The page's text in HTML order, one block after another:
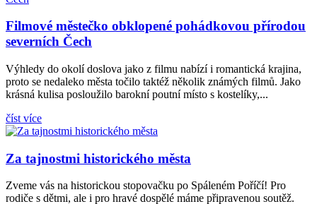
Filmové městečko obklopené pohádkovou přírodou
severních Čech
Výhledy do okolí doslova jako z filmu nabízí i romantická krajina,
proto se nedaleko města točilo taktéž několik známých filmů. Jako
krásná kulisa posloužilo barokní poutní místo s kostelíky,...
číst více
Za tajnostmi historického města
Zveme vás na historickou stopovačku po Spáleném Poříčí! Pro
rodiče s dětmi, ale i pro hravé dospělé máme připravenou soutěž.